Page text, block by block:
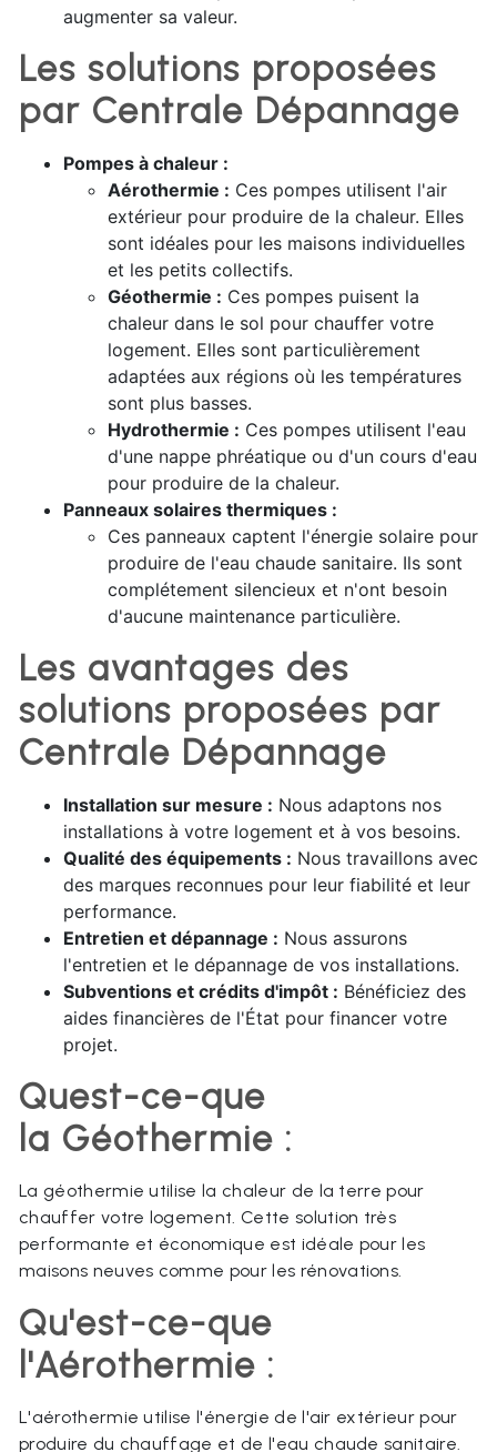
augmenter sa valeur.
Les solutions proposées
par Centrale Dépannage
Pompes à chaleur :
Aérothermie : Ces pompes utilisent l'air
extérieur pour produire de la chaleur. Elles
sont idéales pour les maisons individuelles
et les petits collectifs.
Géothermie : Ces pompes puisent la
chaleur dans le sol pour chauffer votre
logement. Elles sont particulièrement
adaptées aux régions où les températures
sont plus basses.
Hydrothermie : Ces pompes utilisent l'eau
d'une nappe phréatique ou d'un cours d'eau
pour produire de la chaleur.
Panneaux solaires thermiques :
Ces panneaux captent l'énergie solaire pour
produire de l'eau chaude sanitaire. Ils sont
complétement silencieux et n'ont besoin
d'aucune maintenance particulière.
Les avantages des
solutions proposées par
Centrale Dépannage
Installation sur mesure : Nous adaptons nos
installations à votre logement et à vos besoins.
Qualité des équipements : Nous travaillons avec
des marques reconnues pour leur fiabilité et leur
performance.
Entretien et dépannage : Nous assurons
l'entretien et le dépannage de vos installations.
Subventions et crédits d'impôt : Bénéficiez des
aides financières de l'État pour financer votre
projet.
Quest-ce-que
la Géothermie :
La géothermie utilise la chaleur de la terre pour
chauffer votre logement. Cette solution très
performante et économique est idéale pour les
maisons neuves comme pour les rénovations.
Qu'est-ce-que
l'Aérothermie :
L'aérothermie utilise l'énergie de l'air extérieur pour
produire du chauffage et de l'eau chaude sanitaire.